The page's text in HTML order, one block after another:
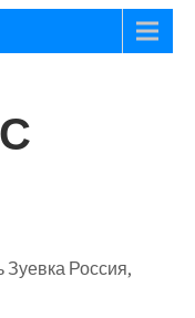
Зуевка Россия,